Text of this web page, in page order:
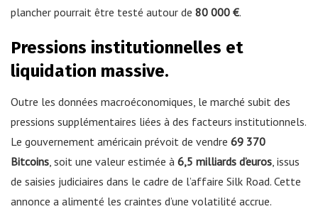
plancher pourrait être testé autour de 80 000 €.
Pressions institutionnelles et
liquidation massive.
Outre les données macroéconomiques, le marché subit des
pressions supplémentaires liées à des facteurs institutionnels.
Le gouvernement américain prévoit de vendre 69 370
Bitcoins , soit une valeur estimée à 6,5 milliards d’euros , issus
de saisies judiciaires dans le cadre de l’affaire Silk Road. Cette
annonce a alimenté les craintes d’une volatilité accrue.